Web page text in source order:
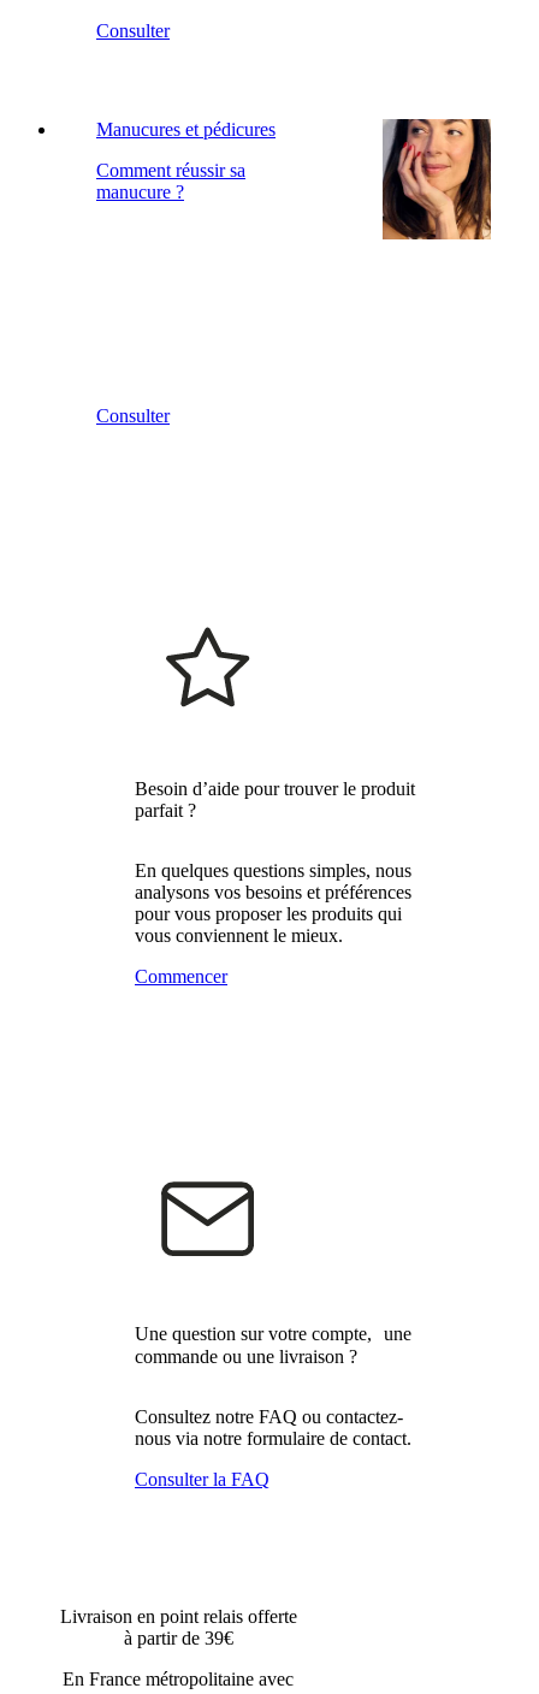
Consulter
Manucures et pédicures
Comment réussir sa
manucure ?
Consulter
Besoin d’aide pour trouver le produit
parfait ?
En quelques questions simples, nous
analysons vos besoins et préférences
pour vous proposer les produits qui
vous conviennent le mieux.
Commencer
Une question sur votre compte, une
commande ou une livraison ?
Consultez notre FAQ ou contactez-
nous via notre formulaire de contact.
Consulter la FAQ
Livraison en point relais offerte
à partir de 39€
En France métropolitaine avec